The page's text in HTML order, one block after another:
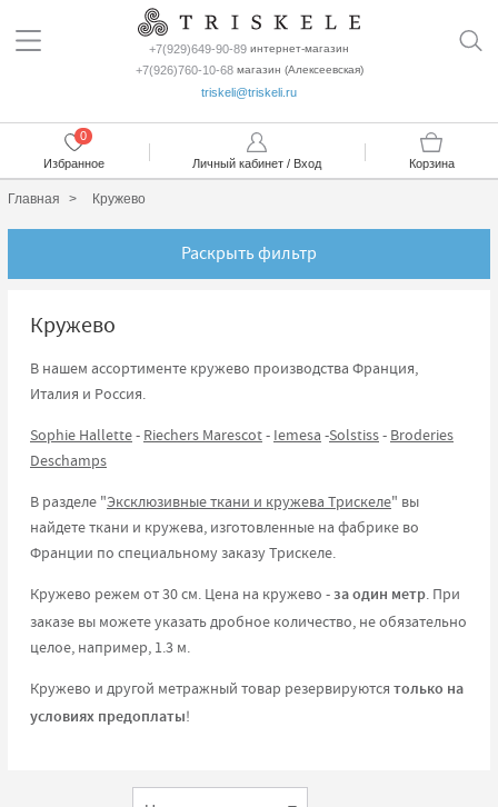
+7(929)649-90-89 интернет-магазин
+7(926)760-10-68магазин (Алексеевская)
triskeli@triskeli.ru
Избранное
0
Личный кабинет / Вход Корзина
Главная Кружево
Раскрыть фильтр
Кружево
В нашем ассортименте кружево производства Франция,
Италия и Россия.
Sophie Hallette- Riechers Marescot- Iemesa -Solstiss- Broderies
Deschamps
В разделе "Эксклюзивные ткани и кружева Трискеле" вы
найдете ткани и кружева, изготовленные на фабрике во
Франции по специальному заказу Трискеле.
Кружево режем от 30 см. Цена на кружево -за один метр. При
заказе вы можете указать дробное количество, не обязательно
целое, например, 1.3 м.
Кружево и другой метражный товар резервируются только на
условиях предоплаты!